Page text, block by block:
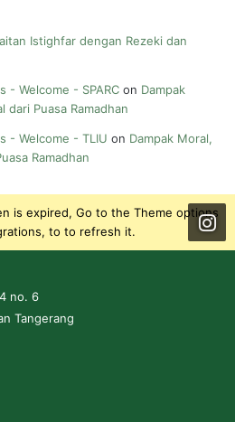
Istighfar dengan Rezeki dan
- Welcome - SPARC on Dampak
dari Puasa Ramadhan
- Welcome - TLIU on Dampak Moral,
Ramadhan
is expired, Go to the Theme options
to to refresh it.
no. 6
Tangerang